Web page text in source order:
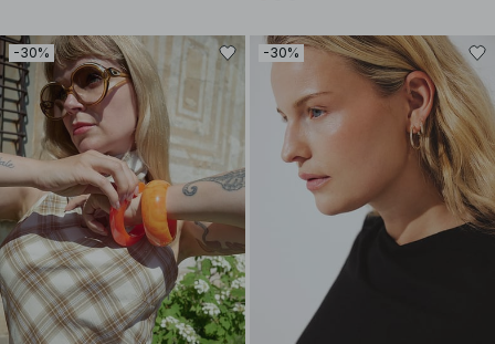
-30% -30%